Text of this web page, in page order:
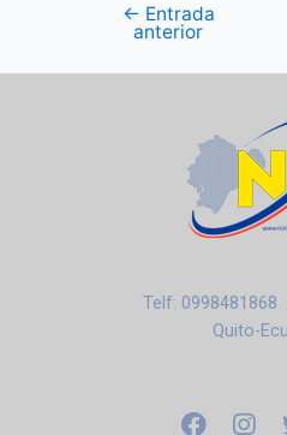
← Entrada
anterior
Telf:
Quito-
F
I